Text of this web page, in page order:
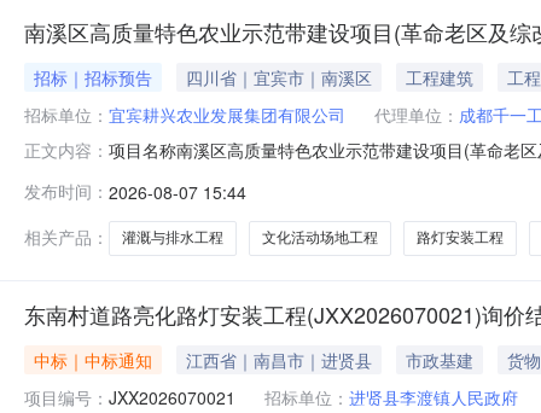
南溪区高质量特色农业示范带建设项目(革命老区及综
招标｜招标预告 四川省｜宜宾市｜南溪区 工程建筑
工程
招标单位： 宜宾耕兴农业发展集团有限公司 代理单位： 成都千一
正文内容： 项目名称南溪区高质量特色农业示范带建设项目(革命老
政府党组(项目审批、核准或备案机关名称)，项目业主为
发布时间： 2026-08-07 15:44
相关产品：
灌溉与排水工程 文化活动场地工程 路灯安装工程
东南村道路亮化路灯安装工程(JXX2026070021)询价
中标｜中标通知 江西省｜南昌市｜进贤县 市政基建
货物
项目编号： JXX2026070021 招标单位： 进贤县李渡镇人民政府